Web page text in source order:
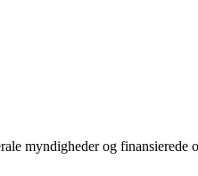
myndigheder og